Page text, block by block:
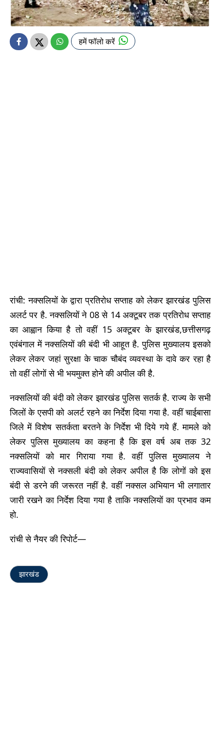
हमें फॉलो करें
रांची: नक्सलियों के द्वारा प्रतिरोध सप्ताह को लेकर झारखंड पुलिस
अलर्ट पर है. नक्सलियों ने 08 से 14 अक्टूबर तक प्रतिरोध सप्ताह
का आह्वान किया है तो वहीं 15 अक्टूबर के झारखंड,छत्तीसगढ़
एवंबंगाल में नक्सलियों की बंदी भी आहूत है. पुलिस मुख्यालय इसको
लेकर लेकर जहां सुरक्षा के चाक चौबंद व्यवस्था के दावे कर रहा है
तो वहीं लोगों से भी भयमुक्त होने की अपील की है.
नक्सलियों की बंदी को लेकर झारखंड पुलिस सतर्क है. राज्य के सभी
जिलों के एसपी को अलर्ट रहने का निर्देश दिया गया है. वहीं चाईबासा
जिले में विशेष सतर्कता बरतने के निर्देश भी दिये गये हैं. मामले को
लेकर पुलिस मुख्यालय का कहना है कि इस वर्ष अब तक 32
नक्सलियों को मार गिराया गया है. वहीं पुलिस मुख्यालय ने
राज्यवासियों से नक्सली बंदी को लेकर अपील है कि लोगों को इस
बंदी से डरने की जरूरत नहीं है. वहीं नक्सल अभियान भी लगातार
जारी रखने का निर्देश दिया गया है ताकि नक्सलियों का प्रभाव कम
हो.
रांची से नैयर की रिपोर्ट—
झारखंड